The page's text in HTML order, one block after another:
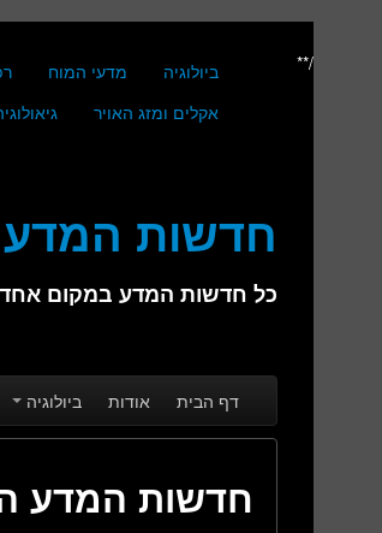
ביולוגיה מדעי המוח
אקלים ומזג האויר
חדשות המדע
כל חדשות המדע במקום אחד
Main menu
דף הבית אודות ביולוגיה
חדשות המדע
/**